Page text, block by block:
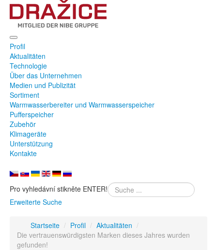
Profil
Aktualitäten
Technologie
Über das Unternehmen
Medien und Publizität
Sortiment
Warmwasserbereiter und Warmwasserspeicher
Pufferspeicher
Zubehör
Klimageräte
Unterstützung
Kontakte
Pro vyhledávní stikněte ENTER!
Erweiterte Suche
Startseite / Profil / Aktualitäten /
Die vertrauenswürdigsten Marken dieses Jahres wurden
gefunden!